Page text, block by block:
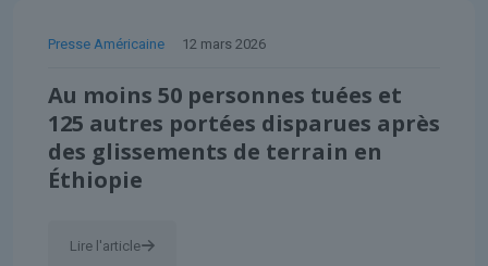
Presse Américaine 12 mars 2026
Au moins 50 personnes tuées et
125 autres portées disparues après
des glissements de terrain en
Éthiopie
Lire l'article